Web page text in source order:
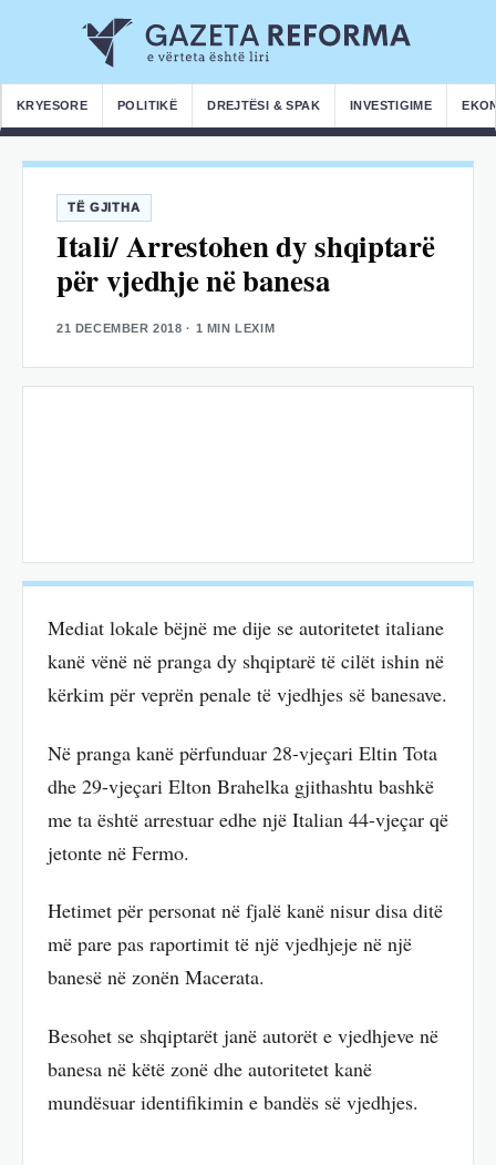
KRYESORE POLITIKË DREJTËSI & SPAK INVESTIGIME
TË GJITHA
Itali/ Arrestohen dy shqiptarë
për vjedhje në banesa
21 DECEMBER 2018 · 1 MIN LEXIM
Mediat lokale bëjnë me dije se autoritetet italiane
kanë vënë në pranga dy shqiptarë të cilët ishin në
kërkim për veprën penale të vjedhjes së banesave.
Në pranga kanë përfunduar 28-vjeçari Eltin Tota
dhe 29-vjeçari Elton Brahelka gjithashtu bashkë
me ta është arrestuar edhe një Italian 44-vjeçar që
jetonte në Fermo.
Hetimet për personat në fjalë kanë nisur disa ditë
më pare pas raportimit të një vjedhjeje në një
banesë në zonën Macerata.
Besohet se shqiptarët janë autorët e vjedhjeve në
banesa në këtë zonë dhe autoritetet kanë
mundësuar identifikimin e bandës së vjedhjes.